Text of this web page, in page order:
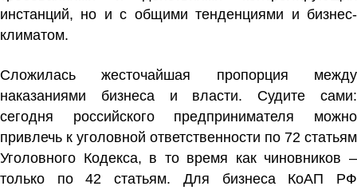
инстанций, но и с общими тенденциями и бизнес-
климатом.
Сложилась жесточайшая пропорция между
наказаниями бизнеса и власти. Судите сами:
сегодня российского предпринимателя можно
привлечь к уголовной ответственности по 72 статьям
Уголовного Кодекса, в то время как чиновников –
только по 42 статьям. Для бизнеса КоАП РФ